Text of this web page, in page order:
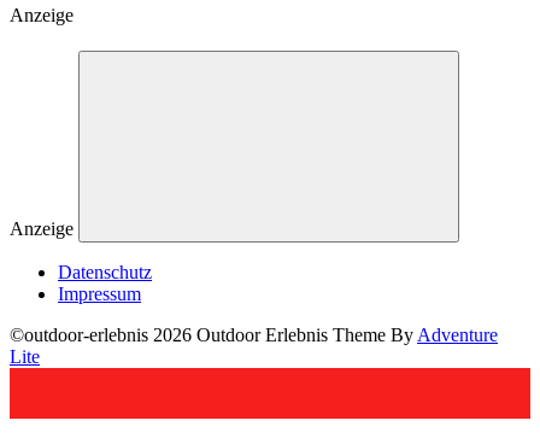
Anzeige
Anzeige
Datenschutz
Impressum
©outdoor-erlebnis 2026 Outdoor Erlebnis Theme By Adventure
Lite